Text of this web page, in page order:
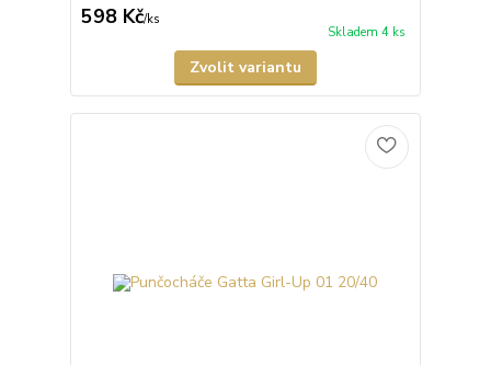
598 Kč/ks
Skladem 4 ks
Zvolit variantu